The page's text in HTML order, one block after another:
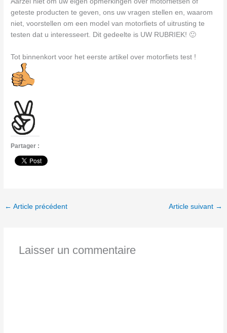
geteste producten te geven, ons uw vragen stellen en, waarom
niet, voorstellen om een model van motorfiets of uitrusting te
testen dat u interesseert. Dit gedeelte is UW RUBRIEK! 🙂
Tot binnenkort voor het eerste artikel over motorfiets test !
Partager :
← Article précédent Article suivant →
Laisser un commentaire